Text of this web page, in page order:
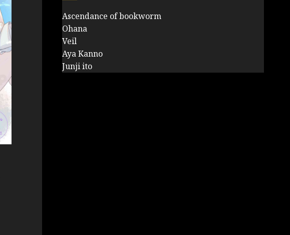
Ascendance of bookworm
Ohana
Veil
Aya Kanno
Junji ito